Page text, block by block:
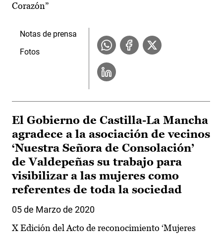
Corazón”
Notas de prensa
Fotos
El Gobierno de Castilla-La Mancha
agradece a la asociación de vecinos
‘Nuestra Señora de Consolación’
de Valdepeñas su trabajo para
visibilizar a las mujeres como
referentes de toda la sociedad
05 de Marzo de 2020
X Edición del Acto de reconocimiento ‘Mujeres